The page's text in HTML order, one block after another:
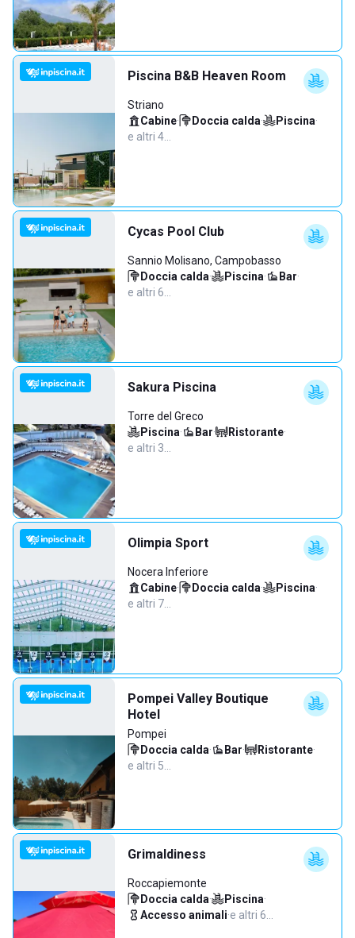
Piscina B&B Heaven Room
Striano
Cabine· Doccia calda· Piscina·
e altri 4…
Cycas Pool Club
Sannio Molisano, Campobasso
Doccia calda· Piscina· Bar·
e altri 6…
Sakura Piscina
Torre del Greco
Piscina· Bar· Ristorante·
e altri 3…
Olimpia Sport
Nocera Inferiore
Cabine· Doccia calda· Piscina·
e altri 7…
Pompei Valley Boutique
Hotel
Pompei
Doccia calda· Bar· Ristorante·
e altri 5…
Grimaldiness
Roccapiemonte
Doccia calda· Piscina·
Accesso animali·e altri 6…